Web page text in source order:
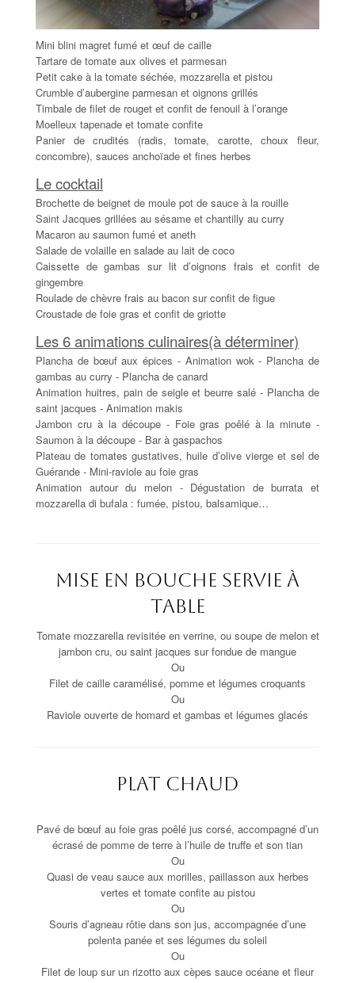
Mini blini magret fumé et œuf de caille
Tartare de tomate aux olives et parmesan
Petit cake à la tomate séchée, mozzarella et pistou
Crumble d’aubergine parmesan et oignons grillés
Timbale de filet de rouget et confit de fenouil à l’orange
Moelleux tapenade et tomate confite
Panier de crudités (radis, tomate, carotte, choux fleur,
concombre), sauces anchoïade et fines herbes
Le cocktail
Brochette de beignet de moule pot de sauce à la rouille
Saint Jacques grillées au sésame et chantilly au curry
Macaron au saumon fumé et aneth
Salade de volaille en salade au lait de coco
Caissette de gambas sur lit d’oignons frais et confit de
gingembre
Roulade de chèvre frais au bacon sur confit de figue
Croustade de foie gras et confit de griotte
Les 6 animations culinaires(à déterminer)
Plancha de bœuf aux épices - Animation wok - Plancha de
gambas au curry - Plancha de canard
Animation huitres, pain de seigle et beurre salé - Plancha de
saint jacques - Animation makis
Jambon cru à la découpe - Foie gras poêlé à la minute -
Saumon à la découpe - Bar à gaspachos
Plateau de tomates gustatives, huile d’olive vierge et sel de
Guérande - Mini-raviole au foie gras
Animation autour du melon - Dégustation de burrata et
mozzarella di bufala : fumée, pistou, balsamique…
Mise en bouche servie à
table
Tomate mozzarella revisitée en verrine, ou soupe de melon et
jambon cru, ou saint jacques sur fondue de mangue
Ou
Filet de caille caramélisé, pomme et légumes croquants
Ou
Raviole ouverte de homard et gambas et légumes glacés
Plat chaud
Pavé de bœuf au foie gras poêlé jus corsé, accompagné d’un
écrasé de pomme de terre à l’huile de truffe et son tian
Ou
Quasi de veau sauce aux morilles, paillasson aux herbes
vertes et tomate confite au pistou
Ou
Souris d’agneau rôtie dans son jus, accompagnée d’une
polenta panée et ses légumes du soleil
Ou
Filet de loup sur un rizotto aux cèpes sauce océane et fleur